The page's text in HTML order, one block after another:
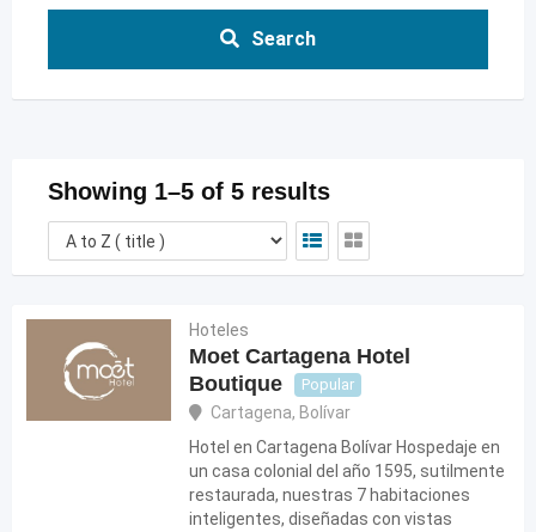
Search
Showing 1–5 of 5 results
Hoteles
Moet Cartagena Hotel
Boutique
Popular
Cartagena, Bolívar
Hotel en Cartagena Bolívar Hospedaje en
un casa colonial del año 1595, sutilmente
restaurada, nuestras 7 habitaciones
inteligentes, diseñadas con vistas